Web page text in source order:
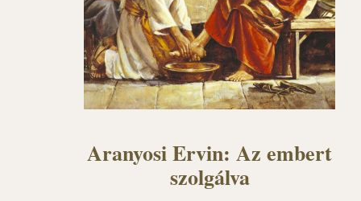
Aranyosi Ervin: Az embert
szolgálva